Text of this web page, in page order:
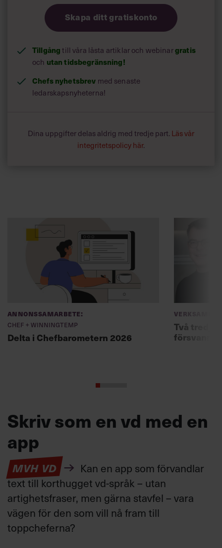
Skapa ditt gratiskonto
Tillgångtill våra låsta artiklar och webinargratis
och utan tidsbegränsning!
Chefs nyhetsbrev med senaste
ledarskapsnyheterna!
Dina uppgifter delas aldrig med tredje part. Läs vår
integritetspolicy här.
Annonssamarbete:
Chef + Winningtemp
Delta i Chefbarometern 2026
Två
försvann
Skriv som en vd med en
app
MVH VD
Kan en app som förvandlar
text till korthugget vd-språk – utan
artighetsfraser, men gärna stavfel – vara
vägen för den som vill nå fram till
toppcheferna?